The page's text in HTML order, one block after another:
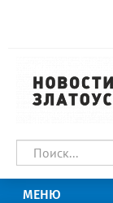
МЕНЮ